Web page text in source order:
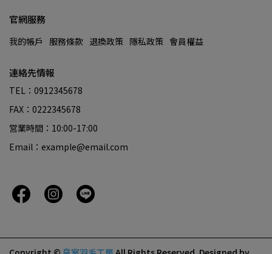
官網服務
我的帳戶 服務條款 退換政策 隱私政策 會員權益
連絡先情報
TEL：0912345678
FAX：0222345678
営業時間：10:00-17:00
Email：example@email.com